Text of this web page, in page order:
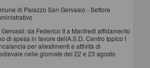
di Palazzo San Gervasio - Settore
da Federico II a Manfredi affidamento
di spesa in favore dellA.S.D. Centro Ippico I
per allestimenti e attività di
nelle giornate del 22 e 23 agosto